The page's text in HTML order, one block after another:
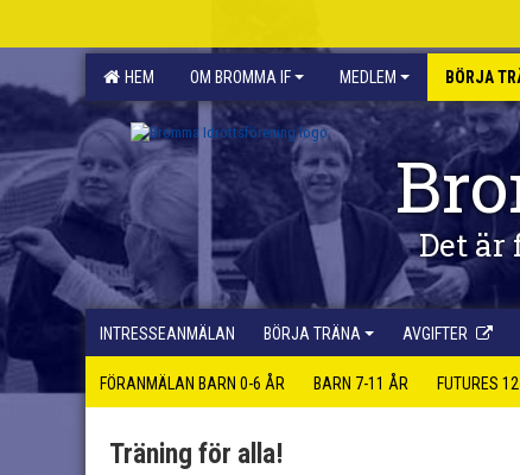
HEM OM BROMMA IF MEDLEM BÖRJA
Det
INTRESSEANMÄLAN BÖRJA TRÄNA AVGIFTER
FÖRANMÄLAN BARN 0-6 ÅR BARN 7-11 ÅR FUTURES
Träning för alla!